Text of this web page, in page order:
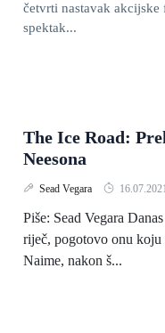
četvrti nastavak akcijske
spektak...
The Ice Road:
Neesona
Sead Vegara
Piše: Sead Vegara
riječ, pogotovo onu koju
Naime, nakon š...